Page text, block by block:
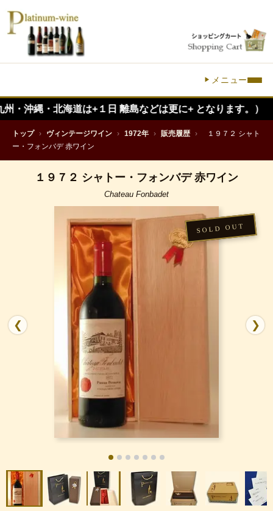
メニュー
海道は+１日 離島などは更に+ となります。）
トップ › ヴィンテージワイン › 1972年 › 販売履歴 ›
１９７２ シャト
ー・フォンバデ 赤ワイン
１９７２ シャトー・フォンバデ 赤ワイン
Chateau Fonbadet
❮ ❯